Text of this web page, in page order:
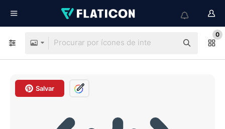
0
Salvar